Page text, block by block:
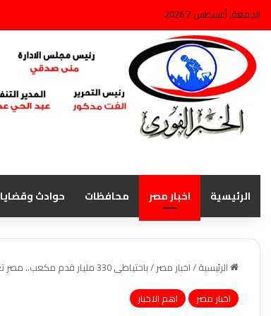
الجمعة, أغسطس 7 2026
الرئيسية اخبار مصر محافظات حوادث وقضايا
الرئيسية/اخبار مصر/باحتياطى 330 مليار قدم مكعب.. مصر تعلن كشفًا جديدًا للغاز فى الصحراء الغربية
اخبار مصر
اهم الاخبار